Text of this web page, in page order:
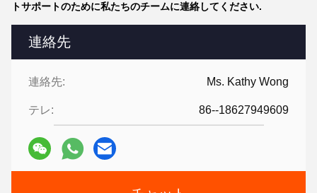
連絡先
連絡先: Ms. Kathy Wong
テレ: 86--18627949609
トサポートのために私たちのチームに連絡してください.